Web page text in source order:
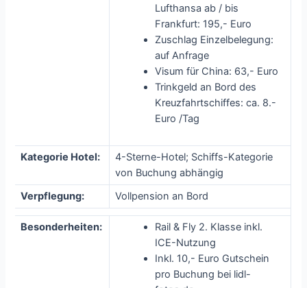
Lufthansa ab / bis
Frankfurt: 195,- Euro
Zuschlag Einzelbelegung:
auf Anfrage
Visum für China: 63,- Euro
Trinkgeld an Bord des
Kreuzfahrtschiffes: ca. 8.-
Euro /Tag
Kategorie Hotel:
4-Sterne-Hotel; Schiffs-Kategorie
von Buchung abhängig
Verpflegung:
Vollpension an Bord
Besonderheiten:
Rail & Fly 2. Klasse inkl.
ICE-Nutzung
Inkl. 10,- Euro Gutschein
pro Buchung bei lidl-